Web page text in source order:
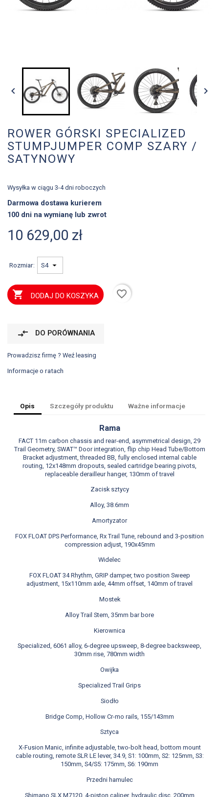
 
ROWER GÓRSKI SPECIALIZED
STUMPJUMPER COMP SZARY /
SATYNOWY
Wysyłka w ciągu 3-4 dni roboczych
Darmowa dostawa kurierem
100 dni na wymianę lub zwrot
10 629,00 zł
Rozmiar:
 DODAJ DO KOSZYKA favorite_border
compare_arrows DO PORÓWNANIA
Prowadzisz firmę ? Weź leasing
Informacje o ratach
Opis Szczegóły produktu Ważne informacje
Rama
FACT 11m carbon chassis and rear-end, asymmetrical design, 29
Trail Geometry, SWAT™ Door integration, flip chip Head Tube/Bottom
Bracket adjustment, threaded BB, fully enclosed internal cable
routing, 12x148mm dropouts, sealed cartridge bearing pivots,
replaceable derailleur hanger, 130mm of travel
Zacisk sztycy
Alloy, 38.6mm
Amortyzator
FOX FLOAT DPS Performance, Rx Trail Tune, rebound and 3-position
compression adjust, 190x45mm
Widelec
FOX FLOAT 34 Rhythm, GRIP damper, two position Sweep
adjustment, 15x110mm axle, 44mm offset, 140mm of travel
Mostek
Alloy Trail Stem, 35mm bar bore
Kierownica
Specialized, 6061 alloy, 6-degree upsweep, 8-degree backsweep,
30mm rise, 780mm width
Owijka
Specialized Trail Grips
Siodło
Bridge Comp, Hollow Cr-mo rails, 155/143mm
Sztyca
X-Fusion Manic, infinite adjustable, two-bolt head, bottom mount
cable routing, remote SLR LE lever, 34.9, S1: 100mm, S2: 125mm, S3:
150mm, S4/S5: 175mm, S6: 190mm
Przedni hamulec
Shimano SLX M7120, 4-piston caliper, hydraulic disc, 200mm